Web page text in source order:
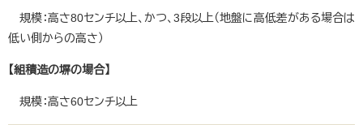
規模：高さ80センチ以上、かつ、3段以上（地盤に高低差がある場合は
低い側からの高さ）
【組積造の塀の場合】
規模：高さ60センチ以上